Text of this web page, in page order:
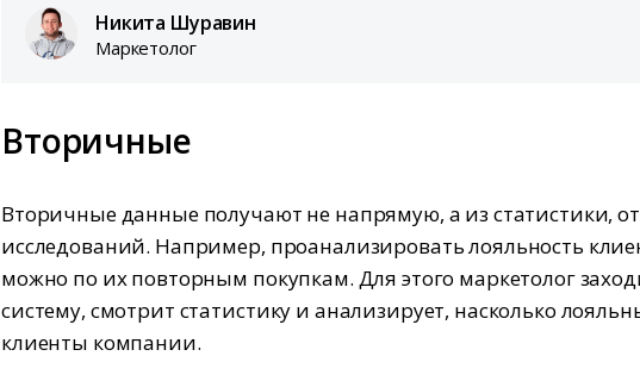
Никита Шуравин
Маркетолог
Вторичные
Вторичные данные получают не напрямую, а из статистики,
исследований. Например, проанализировать лояльность
можно по их повторным покупкам. Для этого маркетолог
систему, смотрит статистику и анализирует, насколько
клиенты компании.